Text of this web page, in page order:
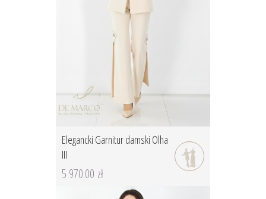
Elegancki Garnitur damski Olha
III
5 970.00 zł